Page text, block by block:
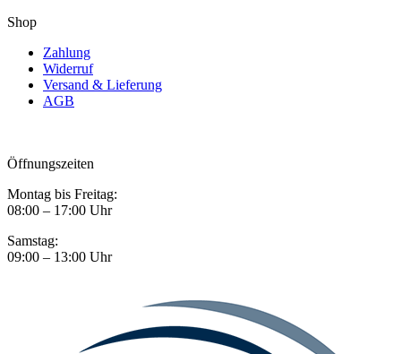
Shop
Zahlung
Widerruf
Versand & Lieferung
AGB
Öffnungszeiten
Montag bis Freitag:
08:00 – 17:00 Uhr
Samstag:
09:00 – 13:00 Uhr